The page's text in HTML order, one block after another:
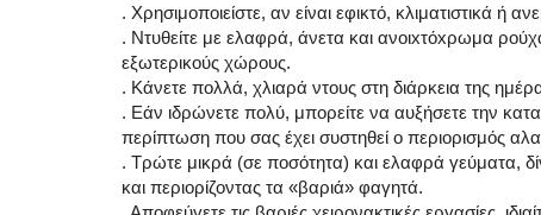
. Χρησιμοποιείστε, αν είναι εφικτό, κλιματιστικά ή
. Ντυθείτε με ελαφρά, άνετα και ανoιxτόxρωμα
εξωτερικούς χώρους.
. Κάνετε πολλά, χλιαρά ντους στη διάρκεια της
. Εάν ιδρώνετε πολύ, μπορείτε να αυξήσετε την
περίπτωση που σας έχει συστηθεί ο περιορισμός
. Τρώτε μικρά (σε ποσότητα) και ελαφρά γεύματα,
και περιορίζοντας τα «βαριά» φαγητά.